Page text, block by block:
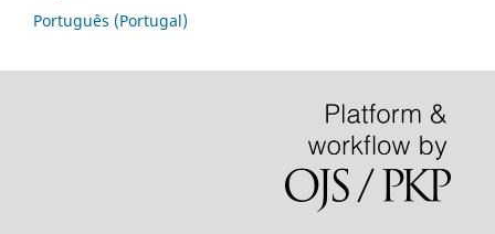
Português (Portugal)